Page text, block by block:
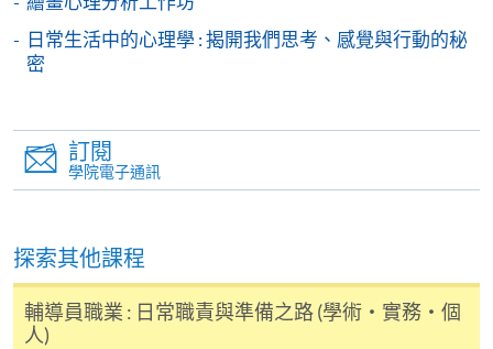
港大學專業進修學院」，並連同貼上郵票的回郵信
封及申請表交回本學院。補發的學費收據通常於課
有關香港大學專業進修學院Summer School 的取錄方
法、學生須知、報名中心及其他相關資訊，請登入
Summer School 網頁。
日常生活中的心理學 : 揭開我們思考、感覺與行動的秘
密
訂閱
學院電子通訊
探索其他課程
輔導員職業 : 日常職責與準備之路 (學術・實務・個
人)